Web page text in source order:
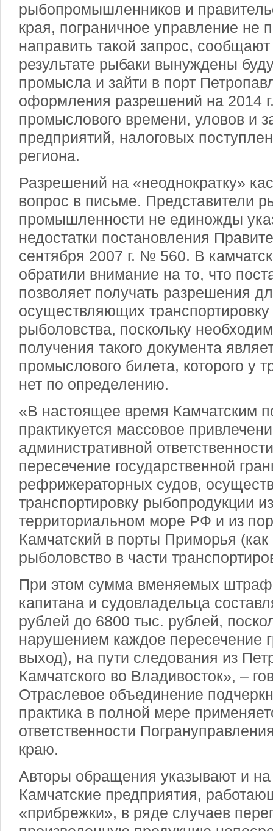
рыбопромышленников и
края, пограничное управление не
направить такой запрос,
результате рыбаки вынуждены
промысла и зайти в порт
оформления разрешений на 2014
промыслового времени, уловов и
предприятий, налоговых
региона.
Разрешений на «неоднократку»
вопрос в письме. Представители
промышленности не единожды
недостатки постановления
сентября 2007 г. № 560. В
обратили внимание на то, что
позволяет получать разрешения
осуществляющих
рыболовства, поскольку
получения такого документа
промыслового билета, которого у
нет по определению.
«В настоящее время Камчатским
практикуется массовое
административной
пересечение государственной
рефрижераторных судов,
транспортировку рыбопродукции
территориальном море РФ и из
Камчатский в порты Приморья
рыболовство в части
При этом сумма вменяемых
капитана и судовладельца
рублей до 6800 тыс. рублей,
нарушением каждое пересечение
выход), на пути следования из
Камчатского во Владивосток», –
Отраслевое объединение
практика в полной мере
ответственности
краю.
Авторы обращения указывают и
Камчатские предприятия,
«прибрежки», в ряде случаев